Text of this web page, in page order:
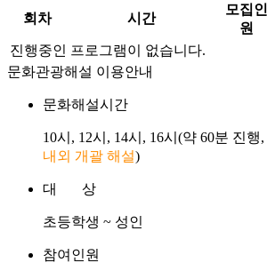
회차 시간
모집인
원
진행중인 프로그램이 없습니다.
문화관광해설 이용안내
문화해설시간
10시, 12시, 14시, 16시(약 60분 진행,
내외 개괄 해설)
대 상
초등학생 ~ 성인
참여인원